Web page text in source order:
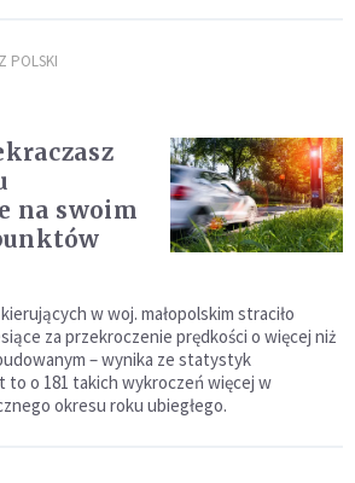
POLSKI
na swoim
w woj. małopolskim straciło
za przekroczenie prędkości o więcej niż
– wynika ze statystyk
to o 181 takich wykroczeń więcej w
okresu roku ubiegłego.